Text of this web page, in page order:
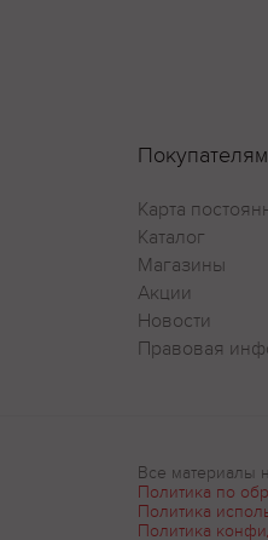
Покупателям
Карта
Каталог
Магазины
Акции
Новости
Правовая
Все материалы
Политика по
Политика
Политика